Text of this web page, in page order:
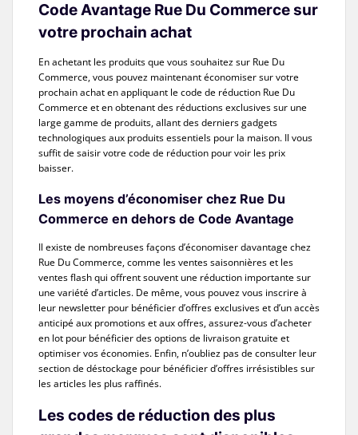
Code Avantage Rue Du Commerce sur
votre prochain achat
En achetant les produits que vous souhaitez sur Rue Du
Commerce, vous pouvez maintenant économiser sur votre
prochain achat en appliquant le code de réduction Rue Du
Commerce et en obtenant des réductions exclusives sur une
large gamme de produits, allant des derniers gadgets
technologiques aux produits essentiels pour la maison. Il vous
suffit de saisir votre code de réduction pour voir les prix
baisser.
Les moyens d’économiser chez Rue Du
Commerce en dehors de Code Avantage
Il existe de nombreuses façons d’économiser davantage chez
Rue Du Commerce, comme les ventes saisonnières et les
ventes flash qui offrent souvent une réduction importante sur
une variété d’articles. De même, vous pouvez vous inscrire à
leur newsletter pour bénéficier d’offres exclusives et d’un accès
anticipé aux promotions et aux offres, assurez-vous d’acheter
en lot pour bénéficier des options de livraison gratuite et
optimiser vos économies. Enfin, n’oubliez pas de consulter leur
section de déstockage pour bénéficier d’offres irrésistibles sur
les articles les plus raffinés.
Les codes de réduction des plus